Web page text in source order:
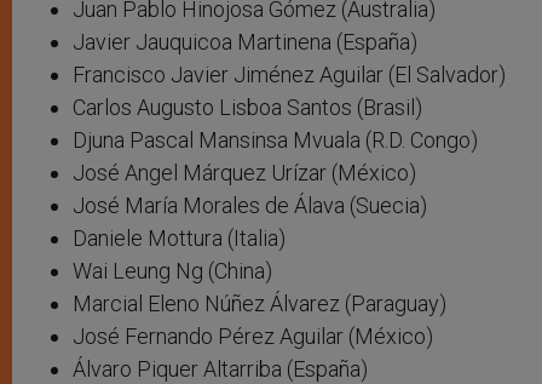
Juan Pablo Hinojosa Gómez (Australia)
Javier Jauquicoa Martinena (España)
Francisco Javier Jiménez Aguilar (El Salvador)
Carlos Augusto Lisboa Santos (Brasil)
Djuna Pascal Mansinsa Mvuala (R.D. Congo)
José Angel Márquez Urízar (México)
José María Morales de Álava (Suecia)
Daniele Mottura (Italia)
Wai Leung Ng (China)
Marcial Eleno Núñez Álvarez (Paraguay)
José Fernando Pérez Aguilar (México)
Álvaro Piquer Altarriba (España)